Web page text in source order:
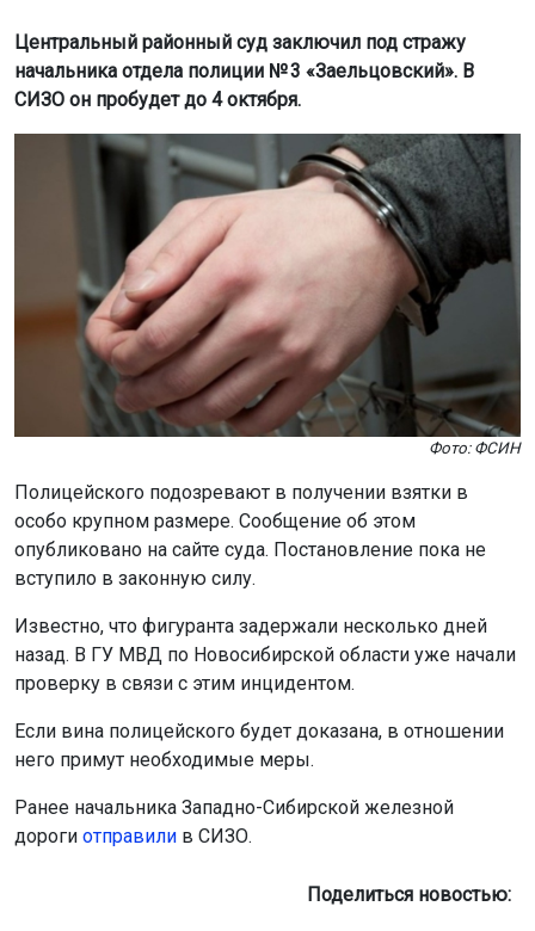
Центральный районный суд заключил под стражу
начальника отдела полиции № 3 «Заельцовский». В
СИЗО он пробудет до 4 октября.
Фото: ФСИН
Полицейского подозревают в получении взятки в
особо крупном размере. Сообщение об этом
опубликовано на сайте суда. Постановление пока не
вступило в законную силу.
Известно, что фигуранта задержали несколько дней
назад. В ГУ МВД по Новосибирской области уже начали
проверку в связи с этим инцидентом.
Если вина полицейского будет доказана, в отношении
него примут необходимые меры.
Ранее начальника Западно-Сибирской железной
дороги отправили в СИЗО.
Поделиться новостью: